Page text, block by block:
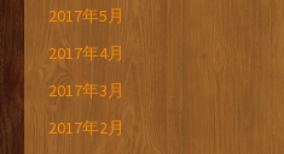
2017年5月
2017年4月
2017年3月
2017年2月